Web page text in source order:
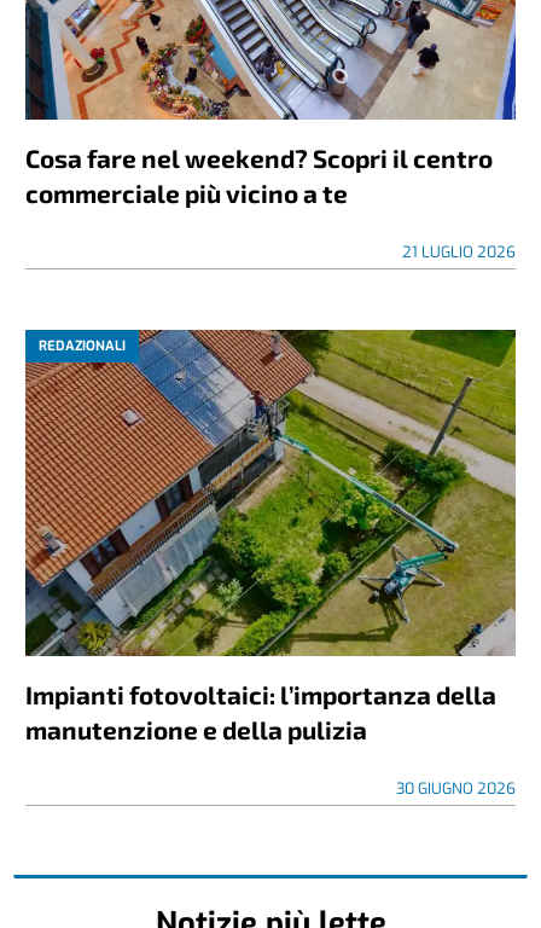
Cosa fare nel weekend? Scopri il centro
commerciale più vicino a te
21 LUGLIO 2026
REDAZIONALI
Impianti fotovoltaici: l’importanza della
manutenzione e della pulizia
30 GIUGNO 2026